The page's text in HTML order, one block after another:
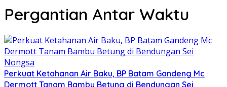
Pergantian Antar Waktu
Perkuat Ketahanan Air Baku, BP Batam Gandeng Mc
Dermott Tanam Bambu Betung di Bendungan Sei